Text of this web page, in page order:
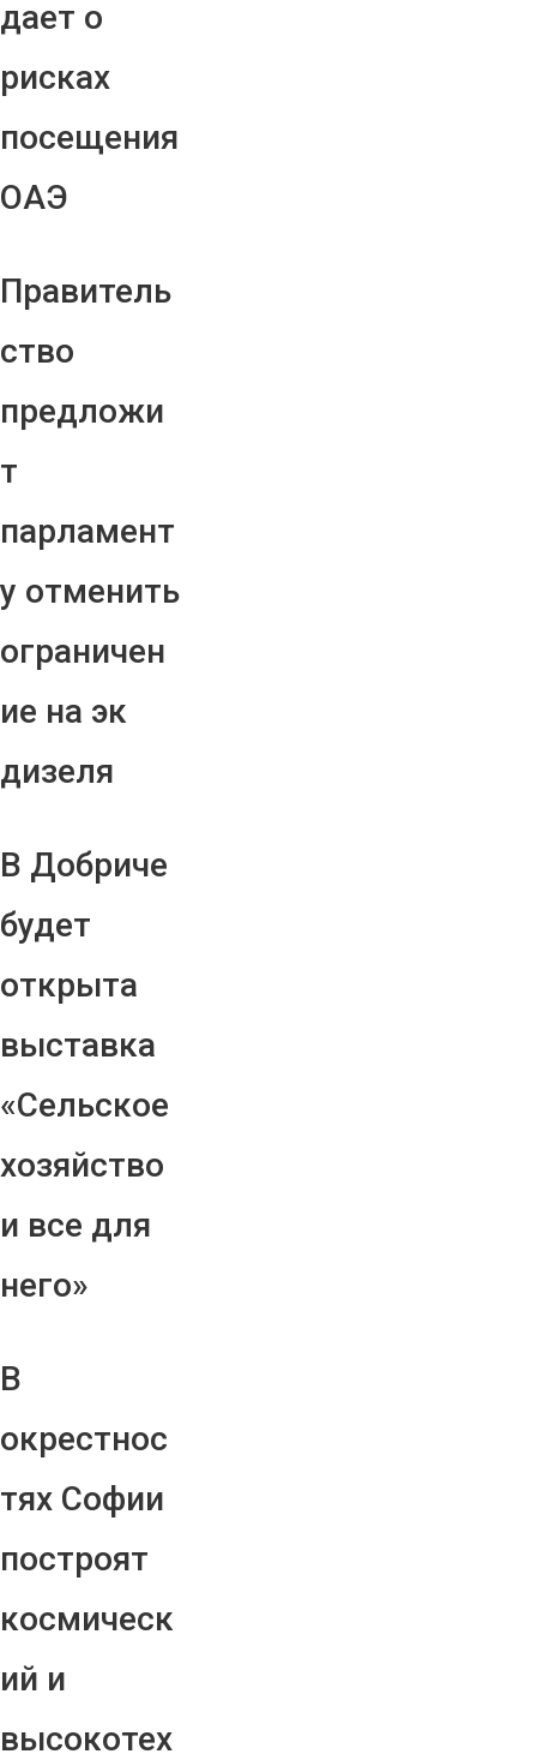
дает о
рисках
посещения
ОАЭ
Правитель
ство
предложи
т
парламент
у отменить
ограничен
ие на эк
дизеля
В Добриче
будет
открыта
выставка
«Сельское
хозяйство
и все для
него»
В
окрестнос
тях Софии
построят
космическ
ий и
высокотех